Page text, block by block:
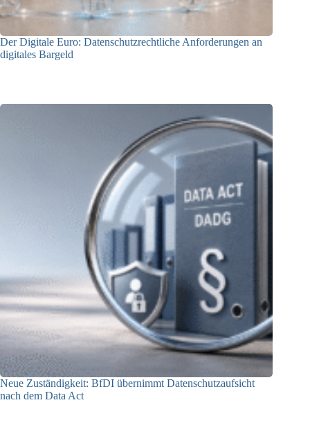
Der Digitale Euro: Datenschutzrechtliche Anforderungen an
digitales Bargeld
Neue Zuständigkeit: BfDI übernimmt Datenschutzaufsicht
nach dem Data Act